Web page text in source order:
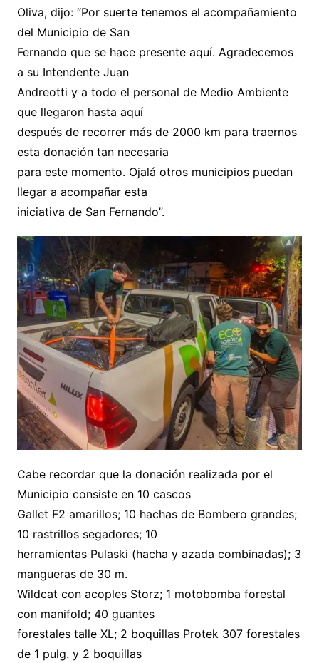
Oliva, dijo: “Por suerte tenemos el acompañamiento
del Municipio de San
Fernando que se hace presente aquí. Agradecemos
a su Intendente Juan
Andreotti y a todo el personal de Medio Ambiente
que llegaron hasta aquí
después de recorrer más de 2000 km para traernos
esta donación tan necesaria
para este momento. Ojalá otros municipios puedan
llegar a acompañar esta
iniciativa de San Fernando”.
Cabe recordar que la donación realizada por el
Municipio consiste en 10 cascos
Gallet F2 amarillos; 10 hachas de Bombero grandes;
10 rastrillos segadores; 10
herramientas Pulaski (hacha y azada combinadas); 3
mangueras de 30 m.
Wildcat con acoples Storz; 1 motobomba forestal
con manifold; 40 guantes
forestales talle XL; 2 boquillas Protek 307 forestales
de 1 pulg. y 2 boquillas